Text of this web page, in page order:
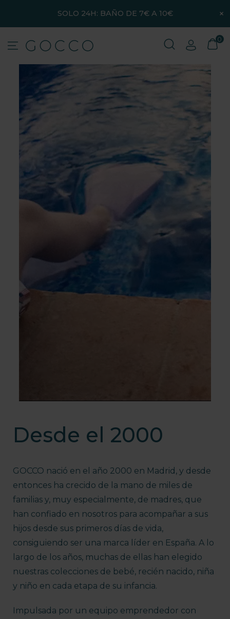
SOLO 24H: BAÑO DE 7€ A 10€ ×
0
Desde el 2000
GOCCO nació en el año 2000 en Madrid, y desde
entonces ha crecido de la mano de miles de
familias y, muy especialmente, de madres, que
han confiado en nosotros para acompañar a sus
hijos desde sus primeros días de vida,
consiguiendo ser una marca líder en España. A lo
largo de los años, muchas de ellas han elegido
nuestras colecciones de bebé, recién nacido, niña
y niño en cada etapa de su infancia.
Impulsada por un equipo emprendedor con